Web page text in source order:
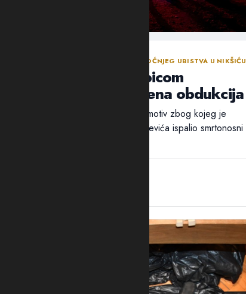
NASTAVLJENA ISTRAGA NAKON SINOĆNJEG UBISTVA U NIKŠIĆU
Policija traga za ubicom
Mrvaljevića, naložena obdukcija
Ni nakon 18 sati nije utvrđen ni motiv zbog kojeg je
ubica, navodno, u potiljak Mrvaljevića ispalio smrtonosni